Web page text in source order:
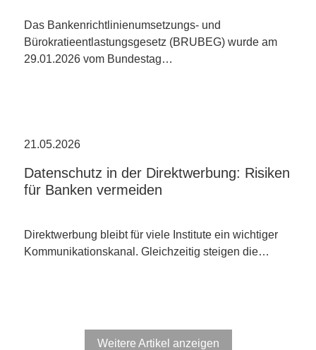
Das Bankenrichtlinienumsetzungs- und
Bürokratieentlastungsgesetz (BRUBEG) wurde am
29.01.2026 vom Bundestag…
21.05.2026
Datenschutz in der Direktwerbung: Risiken
für Banken vermeiden
Direktwerbung bleibt für viele Institute ein wichtiger
Kommunikationskanal. Gleichzeitig steigen die…
Weitere Artikel anzeigen